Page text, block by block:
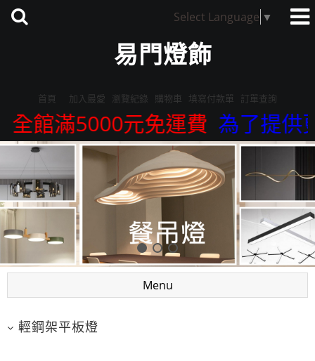
Select Language ▼
易門燈飾
首頁 加入最愛 瀏覽紀錄 購物車 填寫付款單 訂單查詢
全館滿5000元免運費 為了提供
Menu
輕鋼架平板燈